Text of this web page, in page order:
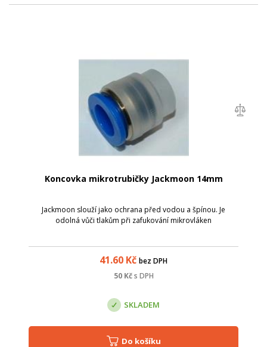
Koncovka mikrotrubičky Jackmoon 14mm
Jackmoon slouží jako ochrana před vodou a špínou. Je
odolná vůči tlakům při zafukování mikrovláken
41.60 Kč bez DPH
50Kč s DPH
SKLADEM
Do košíku